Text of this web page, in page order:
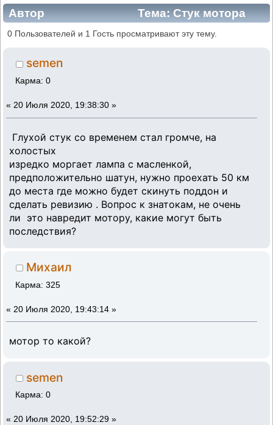
Автор
Тема: Стук мотора
(Прочитано 9675 раз)
0 Пользователей и 1 Гость просматривают эту тему.
semen
Карма: 0
« 20 Июля 2020, 19:38:30 »
Глухой стук со временем стал громче, на
холостых
изредко моргает лампа с масленкой,
предположительно шатун, нужно проехать 50 км
до места где можно будет скинуть поддон и
сделать ревизию . Вопрос к знатокам, не очень
ли это навредит мотору, какие могут быть
последствия?
Михаил
Карма: 325
« 20 Июля 2020, 19:43:14 »
мотор то какой?
semen
Карма: 0
« 20 Июля 2020, 19:52:29 »